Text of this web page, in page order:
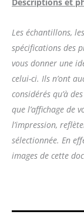
Les échantillons,
spécifications des
vous donner une
celui-ci. Ils n’ont
considérés qu’à
que l’affichage de
l’impression,
sélectionnée. En
images de cette